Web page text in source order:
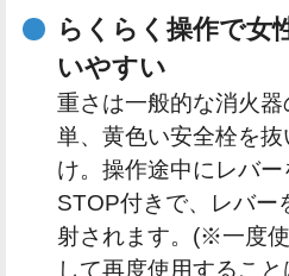
らくらく操作で女
いやすい
重さは一般的な消火
単、黄色い安全栓を
け。操作途中にレバ
STOP付きで、レバー
射されます。(※一度
して再度使用するこ